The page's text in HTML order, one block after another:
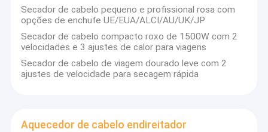
Secador de cabelo pequeno e profissional rosa com
opções de enchufe UE/EUA/ALCI/AU/UK/JP
Secador de cabelo compacto roxo de 1500W com 2
velocidades e 3 ajustes de calor para viagens
Secador de cabelo de viagem dourado leve com 2
ajustes de velocidade para secagem rápida
Aquecedor de cabelo endireitador